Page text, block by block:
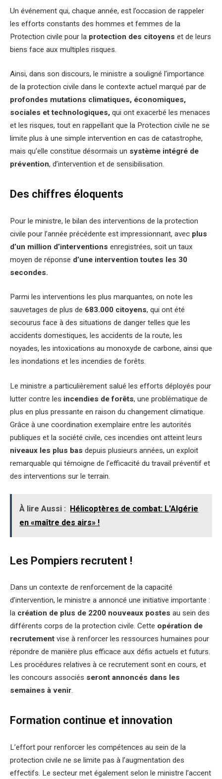
Un événement qui, chaque année, est l’occasion de rappeler
les efforts constants des hommes et femmes de la
Protection civile pour la protection des citoyens et de leurs
biens face aux multiples risques.
Ainsi, dans son discours, le ministre a souligné l’importance
de la protection civile dans le contexte actuel marqué par de
profondes mutations climatiques, économiques,
sociales et technologiques, qui ont exacerbé les menaces
et les risques, tout en rappellant que la Protection civile ne se
limite plus à une simple intervention en cas de catastrophe,
mais qu’elle constitue désormais un système intégré de
prévention, d’intervention et de sensibilisation.
Des chiffres éloquents
Pour le ministre, le bilan des interventions de la protection
civile pour l’année précédente est impressionnant, avec plus
d’un million d’interventions enregistrées, soit un taux
moyen de réponse d’une intervention toutes les 30
secondes.
Parmi les interventions les plus marquantes, on note les
sauvetages de plus de 683.000 citoyens, qui ont été
secourus face à des situations de danger telles que les
accidents domestiques, les accidents de la route, les
noyades, les intoxications au monoxyde de carbone, ainsi que
les inondations et les incendies de forêts.
Le ministre a particulièrement salué les efforts déployés pour
lutter contre les incendies de forêts, une problématique de
plus en plus pressante en raison du changement climatique.
Grâce à une coordination exemplaire entre les autorités
publiques et la société civile, ces incendies ont atteint leurs
niveaux les plus bas depuis plusieurs années, un exploit
remarquable qui témoigne de l’efficacité du travail préventif et
des interventions sur le terrain.
À lire Aussi : Hélicoptères de combat: L'Algérie
en «maître des airs» !
Les Pompiers recrutent !
Dans un contexte de renforcement de la capacité
d’intervention, le ministre a annoncé une initiative importante :
la création de plus de 2200 nouveaux postes au sein des
différents corps de la protection civile. Cette opération de
recrutement vise à renforcer les ressources humaines pour
répondre de manière plus efficace aux défis actuels et futurs.
Les procédures relatives à ce recrutement sont en cours, et
les concours associés seront annoncés dans les
semaines à venir.
Formation continue et innovation
L’effort pour renforcer les compétences au sein de la
protection civile ne se limite pas à l’augmentation des
effectifs. Le secteur met également selon le ministre l’accent